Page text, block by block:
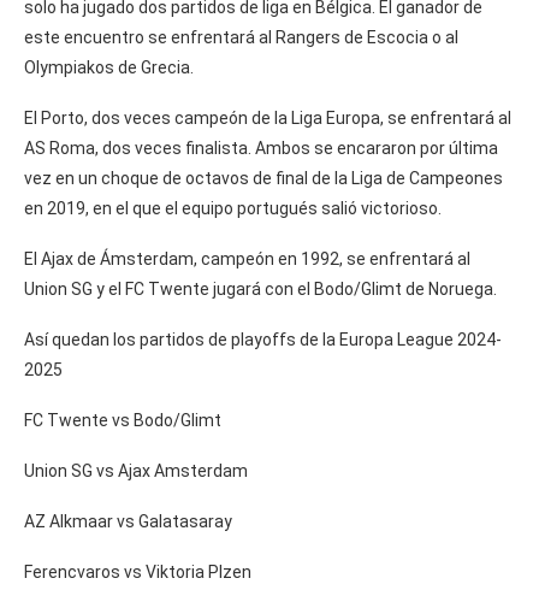
solo ha jugado dos partidos de liga en Bélgica. El ganador de
este encuentro se enfrentará al Rangers de Escocia o al
Olympiakos de Grecia.
El Porto, dos veces campeón de la Liga Europa, se enfrentará al
AS Roma, dos veces finalista. Ambos se encararon por última
vez en un choque de octavos de final de la Liga de Campeones
en 2019, en el que el equipo portugués salió victorioso.
El Ajax de Ámsterdam, campeón en 1992, se enfrentará al
Union SG y el FC Twente jugará con el Bodo/Glimt de Noruega.
Así quedan los partidos de playoffs de la Europa League 2024-
2025
FC Twente vs Bodo/Glimt
Union SG vs Ajax Amsterdam
AZ Alkmaar vs Galatasaray
Ferencvaros vs Viktoria Plzen